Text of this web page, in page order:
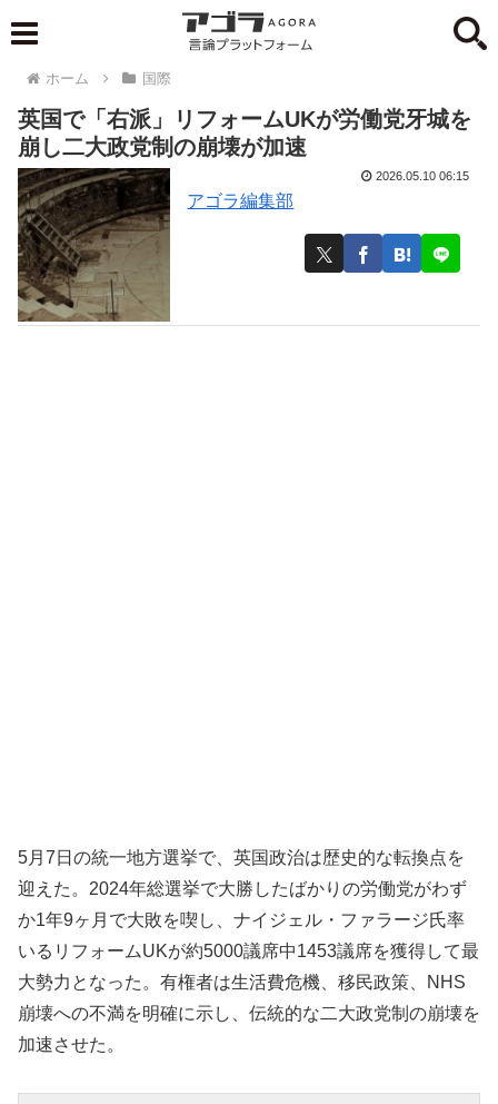
ホーム 国際
英国で「右派」リフォームUKが労働党牙城を
崩し二大政党制の崩壊が加速
アゴラ編集部
2026.05.10 06:15
5月7日の統一地方選挙で、英国政治は歴史的な転換点を
迎えた。2024年総選挙で大勝したばかりの労働党がわず
か1年9ヶ月で大敗を喫し、ナイジェル・ファラージ氏率
いるリフォームUKが約5000議席中1453議席を獲得して最
大勢力となった。有権者は生活費危機、移民政策、NHS
崩壊への不満を明確に示し、伝統的な二大政党制の崩壊を
加速させた。